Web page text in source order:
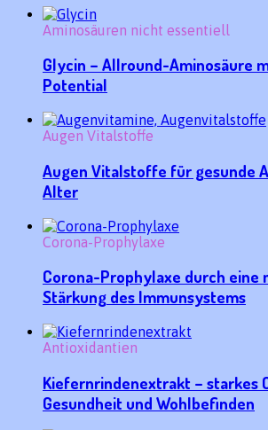
Aminosäuren nicht essentiell
Glycin – Allround-Aminosäure
Potential
Augen Vitalstoffe
Augen Vitalstoffe für gesunde
Alter
Corona-Prophylaxe
Corona-Prophylaxe durch eine
Stärkung des Immunsystems
Antioxidantien
Kiefernrindenextrakt – starkes
Gesundheit und Wohlbefinden